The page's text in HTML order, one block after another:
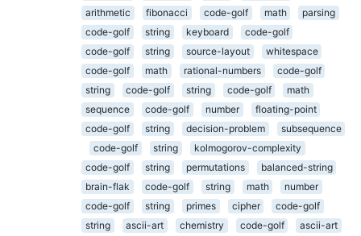
arithmetic
fibonacci code-golf math
parsing
code-golf
string keyboard
code-golf
code-golf
string source-layout
whitespace
code-golf
math rational-numbers
code-golf
string
code-golf string code-golf
math
sequence
code-golf number
floating-point
code-golf
string decision-problem
subsequence
code-golf
string
kolmogorov-complexity
code-golf
string permutations
balanced-string
brain-flak
code-golf string math
number
code-golf
string primes cipher
code-golf
string
ascii-art chemistry code-golf
ascii-art